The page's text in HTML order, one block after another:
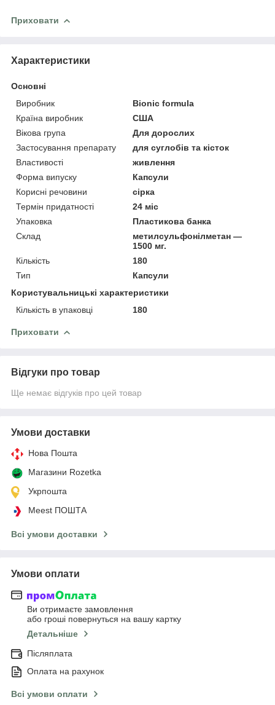
Приховати
Характеристики
Основні
Виробник
Bionic formula
Країна виробник
США
Вікова група
Для дорослих
Застосування препарату
для суглобів та кісток
Властивості
живлення
Форма випуску
Капсули
Корисні речовини
сірка
Термін придатності
24 міс
Упаковка
Пластикова банка
Склад
метилсульфонілметан —
1500 мг.
Кількість
180
Тип
Капсули
Користувальницькі характеристики
Кількість в упаковці
180
Приховати
Відгуки про товар
Ще немає відгуків про цей товар
Умови доставки
Нова Пошта
Магазини Rozetka
Укрпошта
Meest ПОШТА
Всі умови доставки
Умови оплати
Ви отримаєте замовлення
або гроші повернуться на вашу картку
Детальніше
Післяплата
Оплата на рахунок
Всі умови оплати